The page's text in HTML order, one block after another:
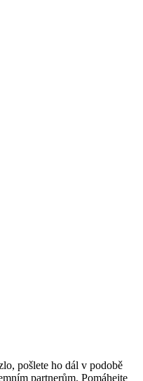
pošlete ho dál v podobě
partnerům. Pomáhejte